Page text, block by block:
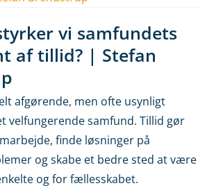
vi samfundets
af tillid? | Stefan
afgørende, men ofte usynligt
velfungerende samfund. Tillid gør
finde løsninger på
og skabe et bedre sted at være
og for fællesskabet.